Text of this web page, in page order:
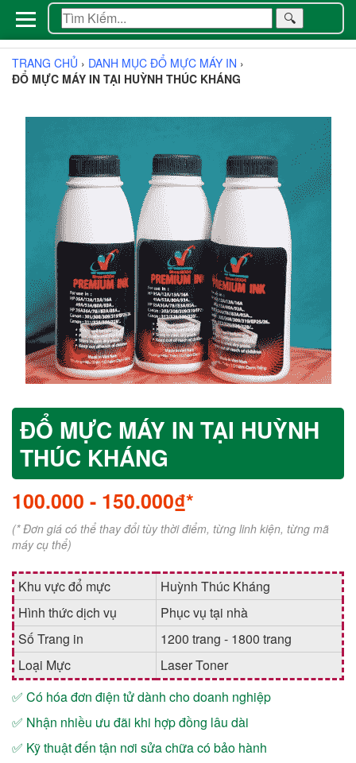
🔍
TRANG CHỦ › DANH MỤC ĐỔ MỰC MÁY IN ›
ĐỔ MỰC MÁY IN TẠI HUỲNH THÚC KHÁNG
ĐỔ MỰC MÁY IN TẠI HUỲNH
THÚC KHÁNG
100.000 - 150.000₫*
(* Đơn giá có thể thay đổi tùy thời điểm, từng linh kiện, từng mã
máy cụ thể)
Khu vực đổ mực
Huỳnh Thúc Kháng
Hình thức dịch vụ
Phục vụ tại nhà
Số Trang in
1200 trang - 1800 trang
Loại Mực
Laser Toner
✅ Có hóa đơn điện tử dành cho doanh nghiệp
✅ Nhận nhiều ưu đãi khi hợp đồng lâu dài
✅ Kỹ thuật đến tận nơi sửa chữa có bảo hành